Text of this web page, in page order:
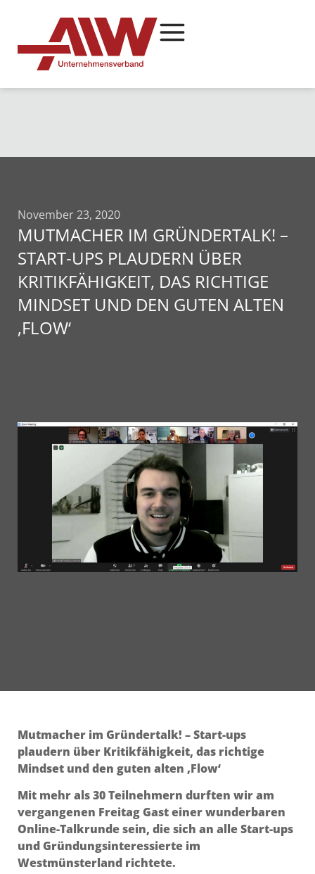
November 23, 2020
MUTMACHER IM GRÜNDERTALK! –
START-UPS PLAUDERN ÜBER
KRITIKFÄHIGKEIT, DAS RICHTIGE
MINDSET UND DEN GUTEN ALTEN
‚FLOW‘
Mutmacher im Gründertalk! – Start-ups
plaudern über Kritikfähigkeit, das richtige
Mindset und den guten alten ‚Flow‘
Mit mehr als 30 Teilnehmern durften wir am
vergangenen Freitag Gast einer wunderbaren
Online-Talkrunde sein, die sich an alle Start-ups
und Gründungsinteressierte im
Westmünsterland richtete.